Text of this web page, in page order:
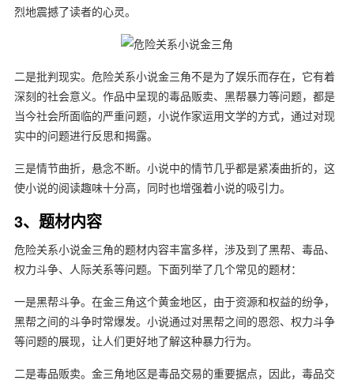
烈地震撼了读者的心灵。
二是批判现实。危险关系小说金三角不是为了娱乐而存在，它有着
深刻的社会意义。作品中呈现的毒品贩卖、黑帮暴力等问题，都是
当今社会所面临的严重问题，小说作家运用文学的方式，通过对现
实中的问题进行反思和揭露。
三是情节曲折，悬念不断。小说中的情节几乎都是紧凑曲折的，这
使小说的阅读趣味十分高，同时也增强着小说的吸引力。
3、题材内容
危险关系小说金三角的题材内容丰富多样，涉及到了黑帮、毒品、
权力斗争、人际关系等问题。下面列举了几个常见的题材：
一是黑帮斗争。在金三角这个黄金地区，由于资源和权益的纷争，
黑帮之间的斗争时常爆发。小说通过对黑帮之间的恩怨、权力斗争
等问题的展现，让人们更好地了解这种暴力行为。
二是毒品贩卖。金三角地区是毒品交易的重要据点，因此，毒品交